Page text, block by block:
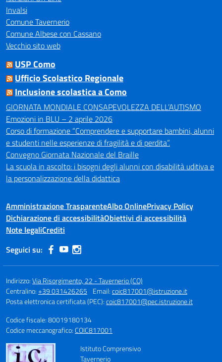
Invalsi
Comune Tavernerio
Comune Albese con Cassano
Vecchio sito web
USP Como
Ufficio Scolastico Regionale
Inclusione scolastica a Como
GIORNATA MONDIALE CONSAPEVOLEZZA DELL’AUTISMO
Emozioni in BLU – 2 aprile 2026
Corso di formazione “Comprendere e supportare bambini, alunni
e studenti nelle esperienze di fragilità e di perdita”.
Convegno Giornata Nazionale del Braille
La scuola in ascolto: i bisogni degli alunni con disabilità uditiva e
la personalizzazione della didattica
Amministrazione TrasparenteAlbo OnlinePrivacy Policy
Dichiarazione di accessibilitàObiettivi di accessibilità
Note legaliCrediti
Seguici su:
Indirizzo:Via Risorgimento, 22 - Tavernerio (CO)
Centralino:+39 031426265 Email:coic817001@istruzione.it
Posta elettronica certificata (PEC):coic817001@pec.istruzione.it
Codice fiscale: 80019180134
Codice meccanografico:COIC817001
Istituto Comprensivo
Tavernerio